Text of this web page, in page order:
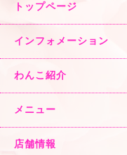
トップページ
インフォメーション
わんこ紹介
メニュー
店舗情報